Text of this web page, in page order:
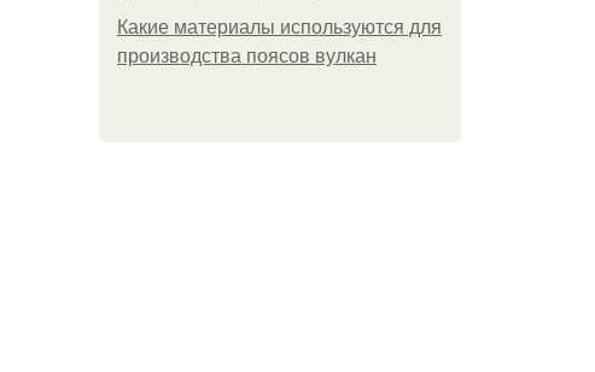
Какие материалы используются для
производства поясов вулкан